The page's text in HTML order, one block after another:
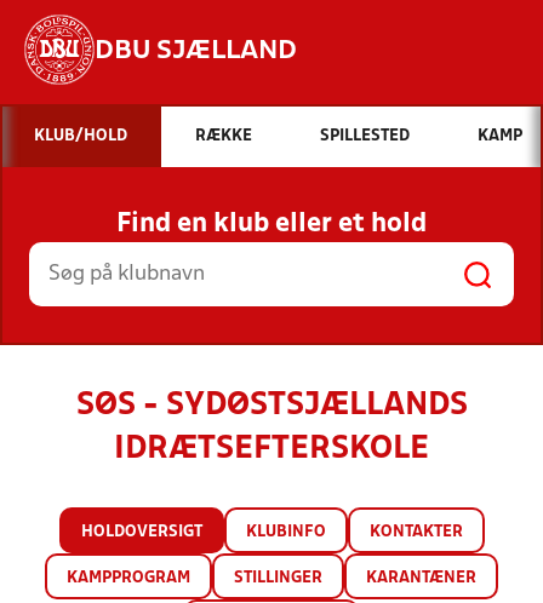
DBU SJÆLLAND
Hvad vil du søge efter?
INDHOLD OG NYHEDER
STILLINGER, RESULTATER, KLUBBER OG
HOLD
KLUB/HOLD RÆKKE SPILLESTED KAMP
Find en klub eller et hold
SØS - SYDØSTSJÆLLANDS
IDRÆTSEFTERSKOLE
HOLDOVERSIGT KLUBINFO KONTAKTER
KAMPPROGRAM STILLINGER KARANTÆNER